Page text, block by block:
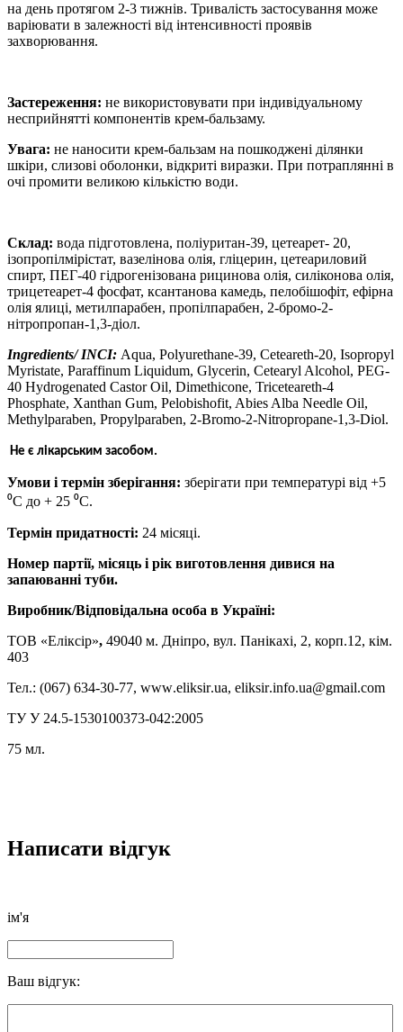
на день протягом 2-3 тижнів. Тривалість застосування може
варіювати в залежності від інтенсивності проявів
захворювання.
Застереження: не використовувати при індивідуальному
несприйнятті компонентів крем-бальзаму.
Увага: не наносити крем-бальзам на пошкоджені ділянки
шкіри, слизові оболонки, відкриті виразки. При потраплянні в
очі промити великою кількістю води.
Склад: вода підготовлена, поліуритан-39, цетеарет- 20,
ізопропілмірістат, вазелінова олія, гліцерин, цетеариловий
спирт, ПЕГ-40 гідрогенізована рицинова олія, силіконова олія,
трицетеарет-4 фосфат, ксантанова камедь, пелобішофіт, ефірна
олія ялиці, метилпарабен, пропілпарабен, 2-бромо-2-
нітропропан-1,3-діол.
Ingredients/ INCI: Aqua, Polyurethane-39, Ceteareth-20, Isopropyl
Myristate, Paraffinum Liquidum, Glycerin, Сetearyl Alcohol, PEG-
40 Hydrogenated Castor Oil, Dimethicone, Triceteareth-4
Phosphate, Xanthan Gum, Pelobishofit, Abies Alba Needle Oil,
Methуlparaben, Propуlparaben, 2-Bromo-2-Nitropropane-1,3-Diol.
Не є лікарським засобом.
Умови і термін зберігання: зберігати при температурі від +5
⁰С до + 25 ⁰С.
Термін придатності: 24 місяці.
Номер партії, місяць і рік виготовлення дивися на
запаюванні туби.
Виробник/Відповідальна особа в Україні:
ТОВ «Еліксір», 49040 м. Дніпро, вул. Панікахі, 2, корп.12, кім.
403
Тел.: (067) 634-30-77, www.eliksir.ua, eliksir.info.ua@gmail.com
ТУ У 24.5-1530100373-042:2005
75 мл.
Написати відгук
ім'я
Ваш відгук: